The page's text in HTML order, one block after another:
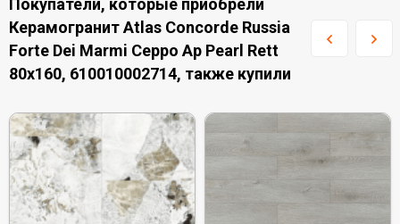
Покупатели, которые приобрели
Керамогранит Atlas Concorde Russia
Forte Dei Marmi Ceppo Ap Pearl Rett
80x160, 610010002714, также купили